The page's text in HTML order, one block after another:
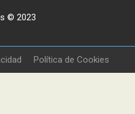
© 2023
Política de Cookies